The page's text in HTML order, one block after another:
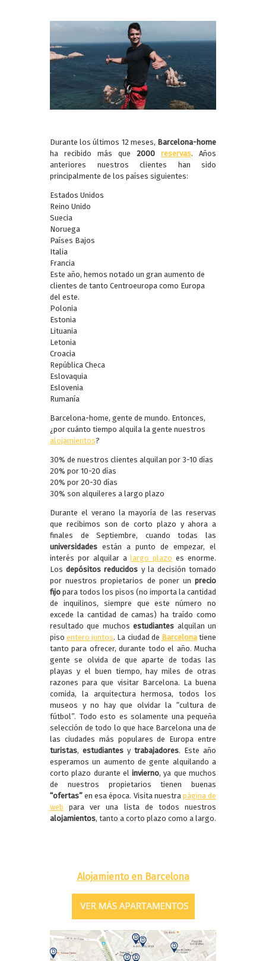
Durante los últimos 12 meses, Barcelona-home
ha recibido más que 2000 reservas. Años
anteriores nuestros clientes han sido
principalmente de los países siguientes:
Estados Unidos
Reino Unido
Suecia
Noruega
Países Bajos
Italia
Francia
Este año, hemos notado un gran aumento de
clientes de tanto Centroeuropa como Europa
del este.
Polonia
Estonia
Lituania
Letonia
Croacia
República Checa
Eslovaquia
Eslovenia
Rumanía
Barcelona-home, gente de mundo. Entonces,
¿por cuánto tiempo alquila la gente nuestros
alojamientos?
30% de nuestros clientes alquilan por 3-10 días
20% por 10-20 días
20% por 20-30 días
30% son alquileres a largo plazo
Durante el verano la mayoría de las reservas
que recibimos son de corto plazo y ahora a
finales de Septiembre, cuando todas las
universidades están a punto de empezar, el
interés por alquilar alargo plazo es enorme.
Losdepósitos reducidos y la decisión tomado
por nuestros propietarios de poner un precio
fijo para todos los pisos (no importa la cantidad
de inquilinos, siempre que este número no
excede la cantidad de camas) ha traído como
resultado que muchosestudiantes alquilan un
pisoentero juntos. La ciudad de Barcelonatiene
tanto para ofrecer, durante todo el año. Mucha
gente se olvida de que aparte de todas las
playas y el buen tiempo, hay miles de otras
razones para que visitar Barcelona. La buena
comida, la arquitectura hermosa, todos los
museos y no hay que olvidar la “cultura de
fútbol”. Todo esto es solamente una pequeña
selección de todo lo que hace Barcelona una de
las ciudades más populares de Europa entre
turistas, estudiantes y trabajadores. Este año
esperamos un aumento de gente alquilando a
corto plazo durante elinvierno, ya que muchos
de nuestros propietarios tienen buenas
“ofertas” en esa época. Visita nuestra página de
web para ver una lista de todos nuestros
alojamientos, tanto a corto plazo como a largo.
Alojamiento en Barcelona